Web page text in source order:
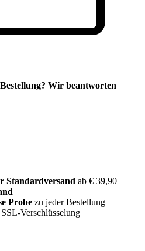
Wir beantworten
Standardversand ab € 39,90
Probe zu jeder Bestellung
Verschlüsselung